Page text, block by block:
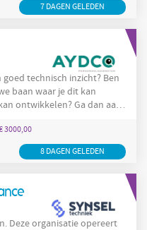
op locatie. Ze ontwikkelen,
7 DAGEN GELEDEN
technisch inzicht? Ben
baan waar je dit kan
ontwikkelen? Ga dan aan
op het gebied van verkoop
gassen voor
3000,00
8 DAGEN GELEDEN